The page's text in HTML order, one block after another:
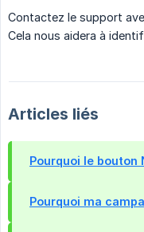
Contactez le support
Cela nous aidera à
Articles liés
Pourquoi le bouton
Pourquoi ma